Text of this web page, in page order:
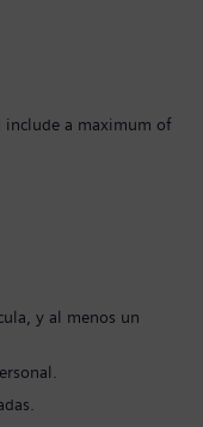
include a maximum of
y al menos un